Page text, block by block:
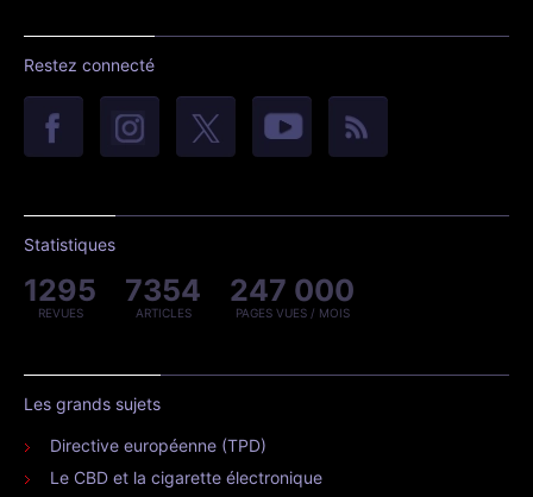
Restez connecté
Statistiques
1295
REVUES
7354
ARTICLES
247 000
PAGES VUES / MOIS
Les grands sujets
Directive européenne (TPD)
Le CBD et la cigarette électronique